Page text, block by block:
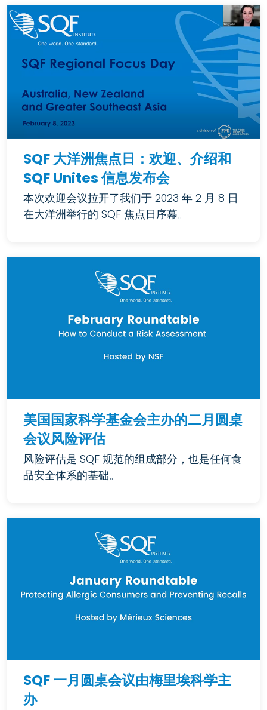
SQF 大洋洲焦点日：欢迎、介绍和
SQF Unites 信息发布会
本次欢迎会议拉开了我们于 2023 年 2 月 8 日
在大洋洲举行的 SQF 焦点日序幕。
美国国家科学基金会主办的二月圆桌
会议风险评估
风险评估是 SQF 规范的组成部分，也是任何食
品安全体系的基础。
SQF 一月圆桌会议由梅里埃科学主
办